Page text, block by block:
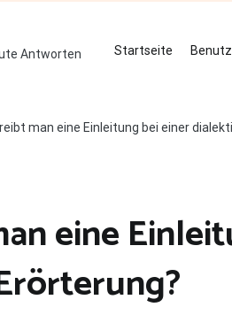
Antworten Startseite
man eine Einleitung bei einer
eine